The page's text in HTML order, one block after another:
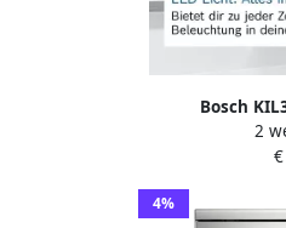
Bosch
Inbouwkoelkast
vriesvak 102.1
groente en
2
4%